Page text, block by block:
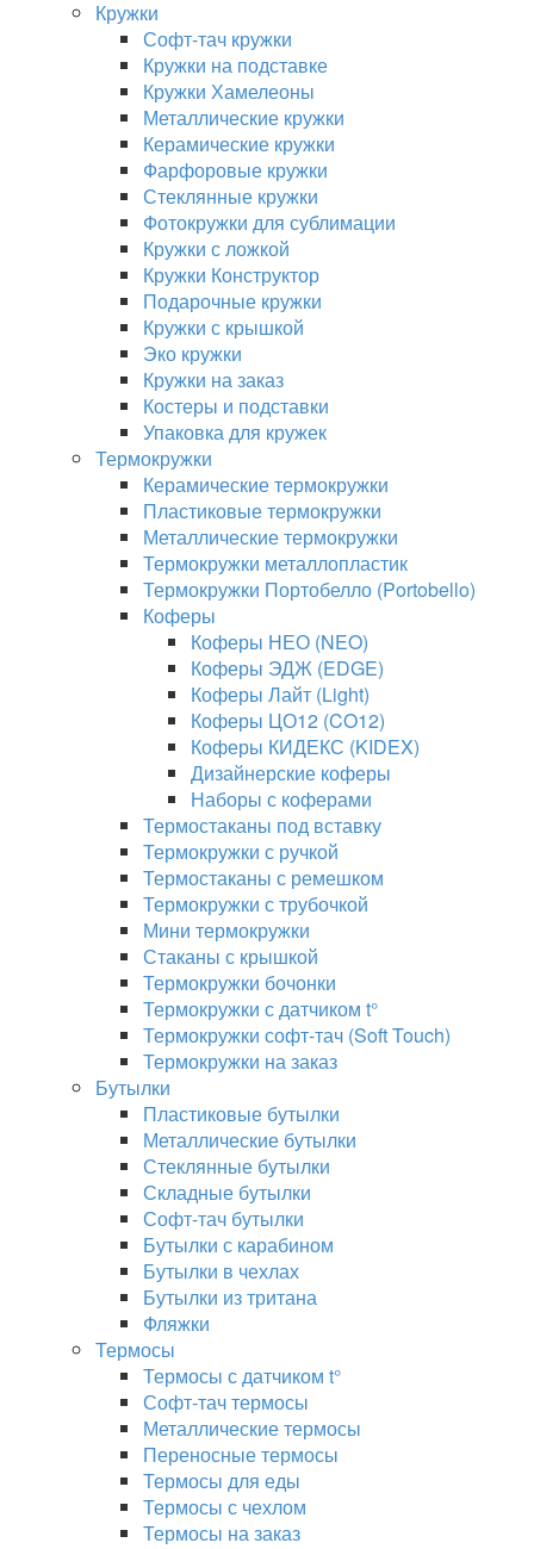
Кружки
Софт-тач кружки
Кружки на подставке
Кружки Хамелеоны
Металлические кружки
Керамические кружки
Фарфоровые кружки
Стеклянные кружки
Фотокружки для сублимации
Кружки с ложкой
Кружки Конструктор
Подарочные кружки
Кружки с крышкой
Эко кружки
Кружки на заказ
Костеры и подставки
Упаковка для кружек
Термокружки
Керамические термокружки
Пластиковые термокружки
Металлические термокружки
Термокружки металлопластик
Термокружки Портобелло (Portobello)
Коферы
Коферы НЕО (NEO)
Коферы ЭДЖ (EDGE)
Коферы Лайт (Light)
Коферы ЦО12 (CO12)
Коферы КИДЕКС (KIDEX)
Дизайнерские коферы
Наборы с коферами
Термостаканы под вставку
Термокружки с ручкой
Термостаканы с ремешком
Термокружки с трубочкой
Мини термокружки
Стаканы с крышкой
Термокружки бочонки
Термокружки с датчиком t°
Термокружки софт-тач (Soft Touch)
Термокружки на заказ
Бутылки
Пластиковые бутылки
Металлические бутылки
Стеклянные бутылки
Складные бутылки
Софт-тач бутылки
Бутылки с карабином
Бутылки в чехлах
Бутылки из тритана
Фляжки
Термосы
Термосы с датчиком t°
Софт-тач термосы
Металлические термосы
Переносные термосы
Термосы для еды
Термосы с чехлом
Термосы на заказ